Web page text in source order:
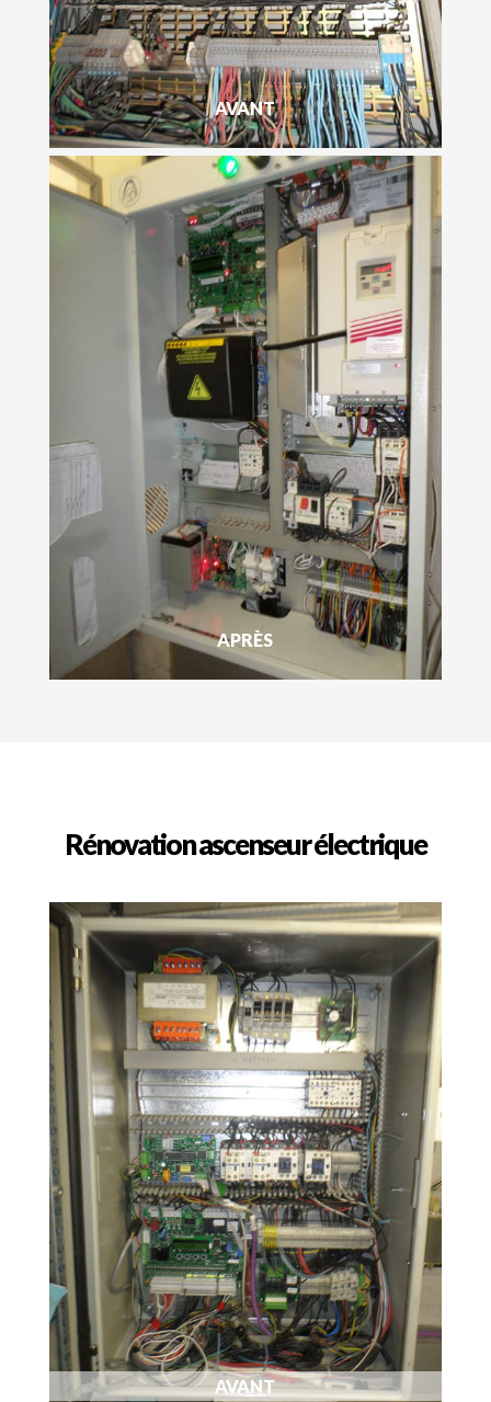
AVANT
APRÈS
Rénovation ascenseur électrique
AVANT